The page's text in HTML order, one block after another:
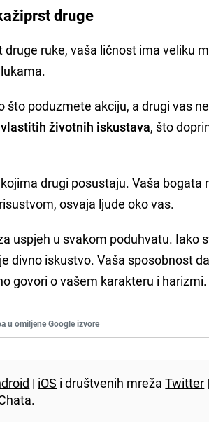
druge
ruke, vaša ličnost ima veliku
poduzmete akciju, a drugi vas
životnih iskustava, što
drugi posustaju. Vaša bogata
osvaja ljude oko vas.
uspjeh u svakom poduhvatu. Iako
divno iskustvo. Vaša sposobnost
govori o vašem karakteru i harizmi.
u omiljene Google izvore
| iOS i društvenih mrežaTwitter |